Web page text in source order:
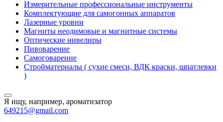
Измерительные профессиональные инструменты
Комплектующие для самогонных аппаратов
Лазерные уровни
Магниты неодимовые и магнитные системы
Оптические нивелиры
Пивоварение
Самоговарение
Стройматериалы ( сухие смеси, ВДК краски, шпатлевки
)
Я ищу, например, ароматизатор
649215@gmail.com